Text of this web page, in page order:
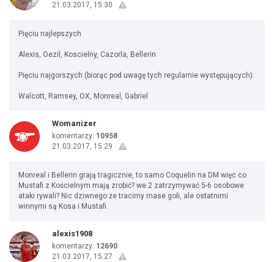
21.03.2017, 15:30
Pięciu najlepszych
Alexis, Oezil, Koscielny, Cazorla, Bellerin
Pięciu najgorszych (biorąc pod uwagę tych regularnie występujących):
Walcott, Ramsey, OX, Monreal, Gabriel
Womanizer
komentarzy: 10958
21.03.2017, 15:29
Monreal i Bellerin grają tragicznie, to samo Coquelin na DM więc co
Mustafi z Kościelnym mają zrobić? we 2 zatrzymywać 5-6 osobowe
ataki rywali? Nic dziwnego że tracimy mase goli, ale ostatnimi
winnymi są Kosa i Mustafi.
alexis1908
komentarzy: 12690
21.03.2017, 15:27